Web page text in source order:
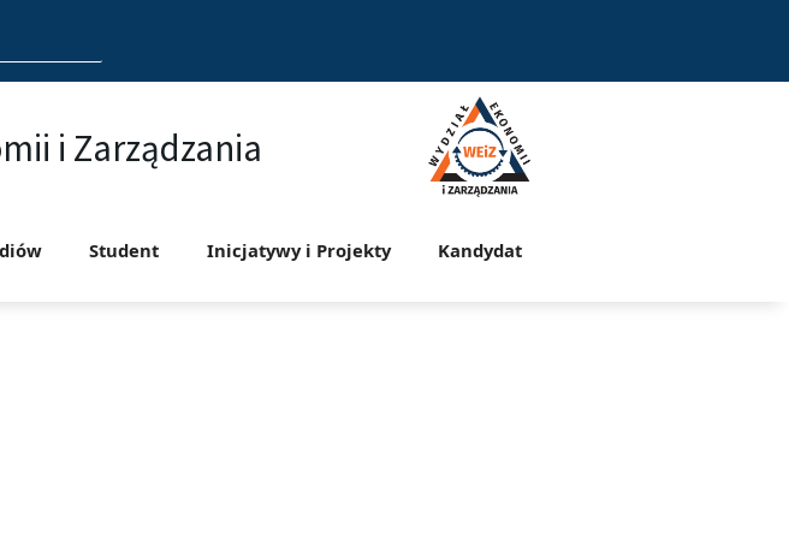
i Zarządzania
Student Inicjatywy i Projekty Kandydat